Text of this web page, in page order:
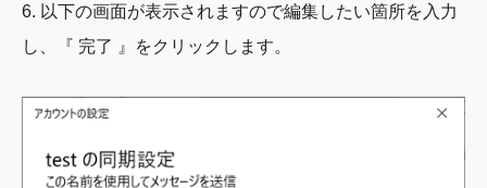
6. 以下の画面が表示されますので編集したい箇所を入力
し、『 完了 』をクリックします。